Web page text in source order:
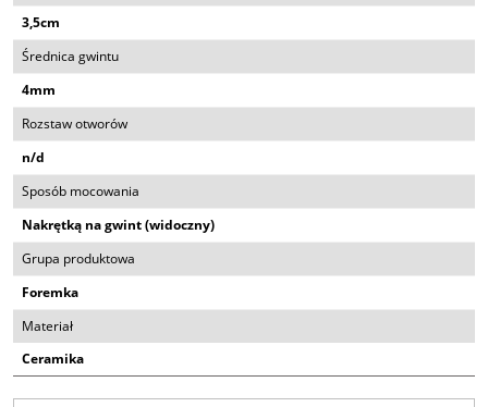
3,5cm
Średnica gwintu
4mm
Rozstaw otworów
n/d
Sposób mocowania
Nakrętką na gwint (widoczny)
Grupa produktowa
Foremka
Materiał
Ceramika